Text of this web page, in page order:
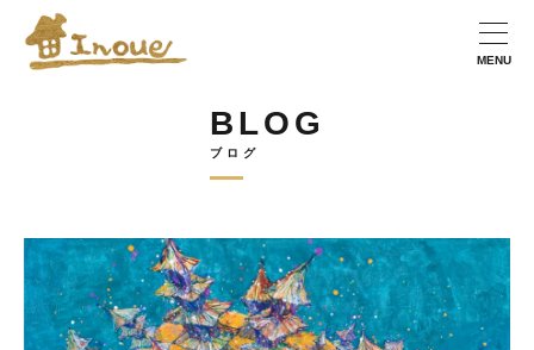
BLOG
ブログ